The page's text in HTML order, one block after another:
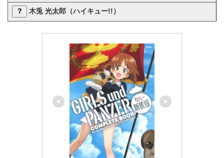
？ 木兎 光太郎（ハイキュー!!）